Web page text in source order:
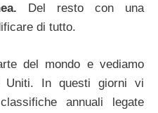
Del resto con una
di tutto.
del mondo e vediamo
Uniti. In questi giorni vi
annuali legate